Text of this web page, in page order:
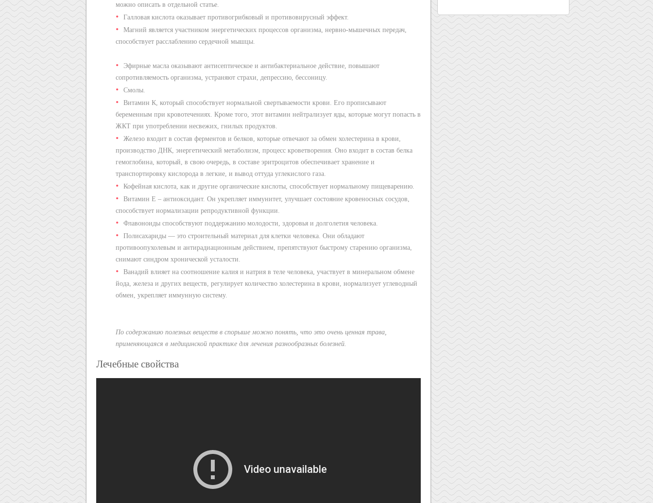
можно описать в отдельной статье.
Галловая кислота оказывает противогрибковый и противовирусный эффект.
Магний является участником энергетических процессов организма, нервно-мышечных передач,
способствует расслаблению сердечной мышцы.
Эфирные масла оказывают антисептическое и антибактериальное действие, повышают
сопротивляемость организма, устраняют страхи, депрессию, бессоницу.
Смолы.
Витамин К, который способствует нормальной свертываемости крови. Его прописывают
беременным при кровотечениях. Кроме того, этот витамин нейтрализует яды, которые могут попасть в
ЖКТ при употреблении несвежих, гнилых продуктов.
Железо входит в состав ферментов и белков, которые отвечают за обмен холестерина в крови,
производство ДНК, энергетический метаболизм, процесс кроветворения. Оно входит в состав белка
гемоглобина, который, в свою очередь, в составе эритроцитов обеспечивает хранение и
транспортировку кислорода в легкие, и вывод оттуда углекислого газа.
Кофейная кислота, как и другие органические кислоты, способствует нормальному пищеварению.
Витамин Е – антиоксидант. Он укрепляет иммунитет, улучшает состояние кровеносных сосудов,
способствует нормализации репродуктивной функции.
Флавоноиды способствуют поддержанию молодости, здоровья и долголетия человека.
Полисахариды — это строительный материал для клетки человека. Они обладают
противоопухолевым и антирадиационным действием, препятствуют быстрому старению организма,
снимают синдром хронической усталости.
Ванадий влияет на соотношение калия и натрия в теле человека, участвует в минеральном обмене
йода, железа и других веществ, регулирует количество холестерина в крови, нормализует углеводный
обмен, укрепляет иммунную систему.
По содержанию полезных веществ в спорыше можно понять, что это очень ценная трава,
применяющаяся в медицинской практике для лечения разнообразных болезней.
Лечебные свойства